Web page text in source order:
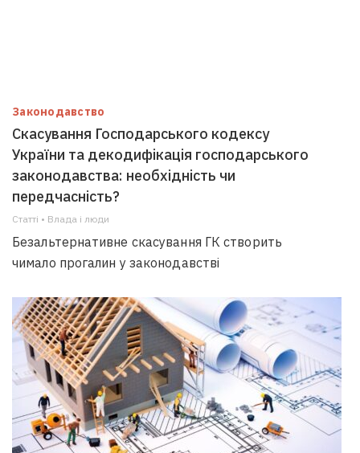
Законодавство
Скасування Господарського кодексу
України та декодифікація господарського
законодавства: необхідність чи
передчасність?
Статті • Влада i люди
Безальтернативне скасування ГК створить
чимало прогалин у законодавстві